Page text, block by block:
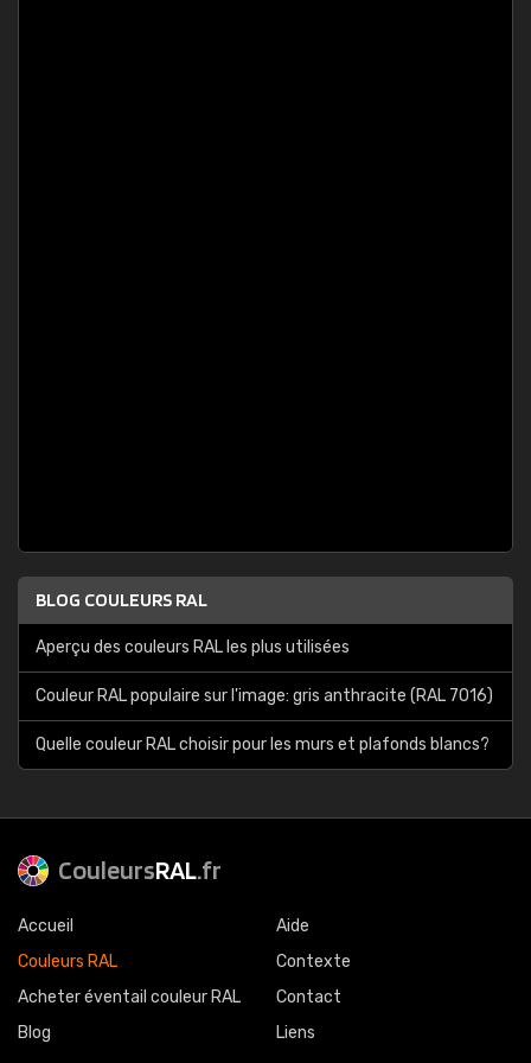
BLOG COULEURS RAL
Aperçu des couleurs RAL les plus utilisées
Couleur RAL populaire sur l'image: gris anthracite (RAL 7016)
Quelle couleur RAL choisir pour les murs et plafonds blancs?
CouleursRAL.fr
Accueil
Couleurs RAL
Acheter éventail couleur RAL
Blog
Aide
Contexte
Contact
Liens